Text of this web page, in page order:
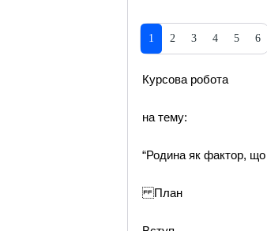
1 2 3 4 5 6
Курсова робота
на тему:
“Родина як фактор, що
План